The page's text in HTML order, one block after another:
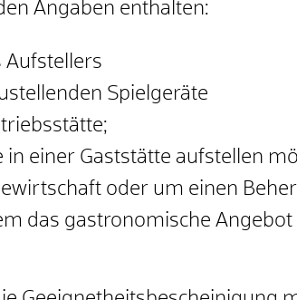
Angaben enthalten:
Aufstellers
Spielgeräte
in einer Gaststätte aufstellen
oder um einen
das gastronomische